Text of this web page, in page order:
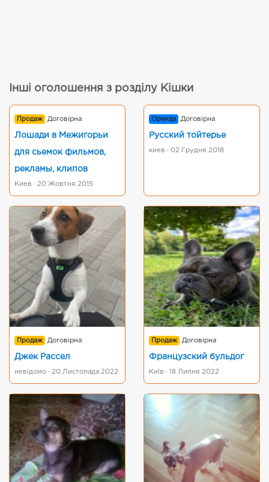
Інші оголошення з розділу Кішки
Продаж Договірна
Лошади в Межигорьи
для сьемок фильмов,
рекламы, клипов
Киев · 20 Жовтня 2015
Оренда Договірна
Русский тойтерье
киев · 02 Грудня 2018
Продаж Договірна
Джек Рассел
невідомо · 20 Листопада 2022
Продаж Договірна
Французский бульдог
Київ · 18 Липня 2022